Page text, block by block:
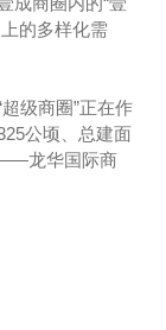
的多样化需
级商圈”正在作
公顷、总建面
——龙华国际商